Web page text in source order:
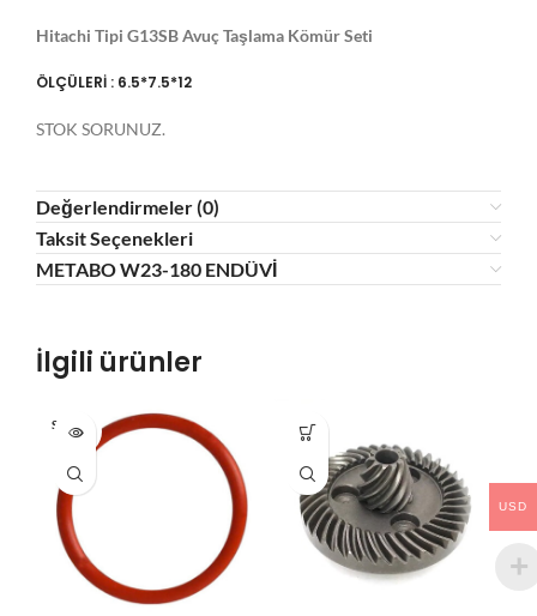
Hitachi Tipi G13SB Avuç Taşlama Kömür Seti
ÖLÇÜLERİ : 6.5*7.5*12
STOK SORUNUZ.
Değerlendirmeler (0)
Taksit Seçenekleri
METABO W23-180 ENDÜVİ
İlgili ürünler
SOLD O
UT
USD